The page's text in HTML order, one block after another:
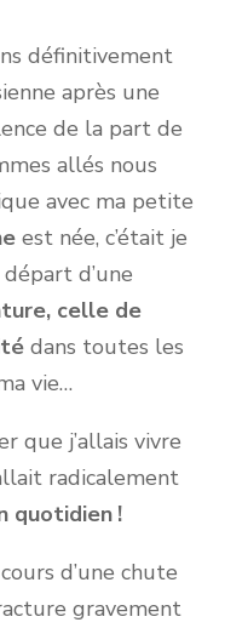
définitivement
après une
de la part de
allés nous
avec ma petite
est née, c’était je
d’une
celle de
dans toutes les
vie…
que j’allais vivre
radicalement
quotidien !
d’une chute
gravement